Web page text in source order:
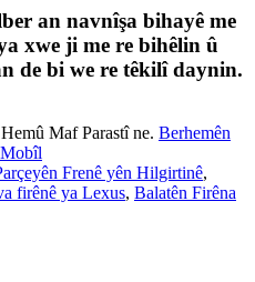
an navnîşa bihayê me
xwe ji me re bihêlin û
de bi we re têkilî daynin.
Maf Parastî ne. Berhemên
Frenê yên Hilgirtinê,
firênê ya Lexus, Balatên Firêna